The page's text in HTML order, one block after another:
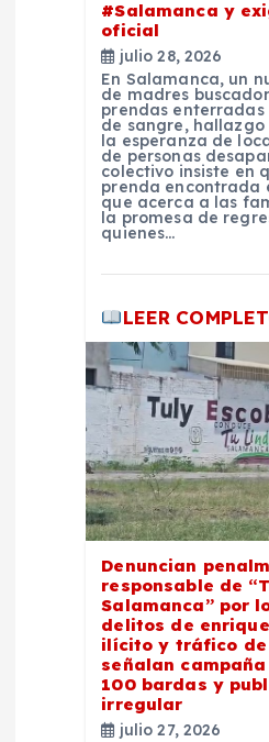
#Salamanca y
oficial
julio 28, 2026
En Salamanca, un
de madres
prendas enterradas
de sangre,
la esperanza de
de personas
colectivo insiste en
prenda encontrada
que acerca a las
la promesa de
quienes…
LEER
Denuncian
responsable de
Salamanca” por
delitos de
ilícito y tráfico
señalan
100 bardas y
irregular
julio 27, 2026